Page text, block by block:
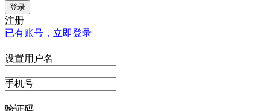
登录
注册
已有账号，立即登录
设置用户名
手机号